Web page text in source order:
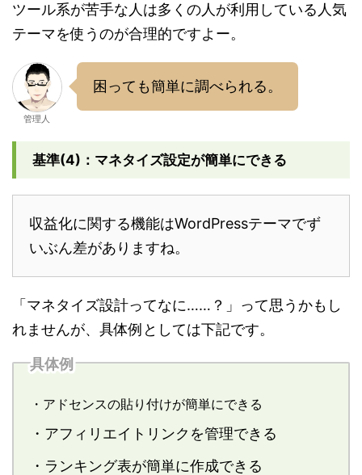
ツール系が苦手な人は多くの人が利用している人気
テーマを使うのが合理的ですよー。
管理人
困っても簡単に調べられる。
基準(4)：マネタイズ設定が簡単にできる
収益化に関する機能はWordPressテーマでず
いぶん差がありますね。
「マネタイズ設計ってなに……？」って思うかもし
れませんが、具体例としては下記です。
具体例
・アドセンスの貼り付けが簡単にできる
・アフィリエイトリンクを管理できる
・ランキング表が簡単に作成できる